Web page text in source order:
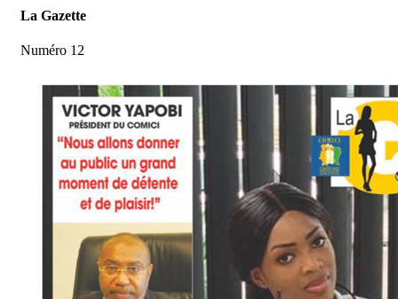
La Gazette
Numéro 12